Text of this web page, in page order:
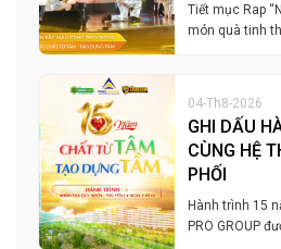
Tiết mục Rap
món quà tinh
04-Th8-2026
GHI DẤU
CÙNG HỆ
PHỐI
Hành trình 15
PRO GROUP